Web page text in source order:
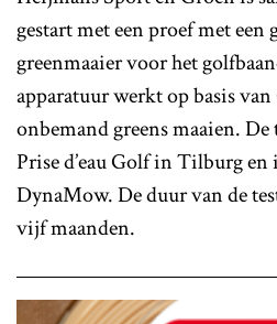
gestart met een proef met een
greenmaaier voor het
apparatuur werkt op basis van
onbemand greens maaien.
Prise d’eau Golf in Tilburg
DynaMow. De duur van de
vijf maanden.